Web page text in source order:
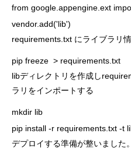
from google.appengine.ext
vendor.add('lib')
requirements.txt にライブラリ
pip freeze  > requirements.txt
libディレクトリを作成し
ラリをインポートする
mkdir lib
pip install -r requirements.txt -t
デプロイする準備が整いました。